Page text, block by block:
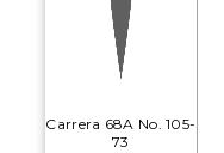
Carrera 68A No. 105-
73